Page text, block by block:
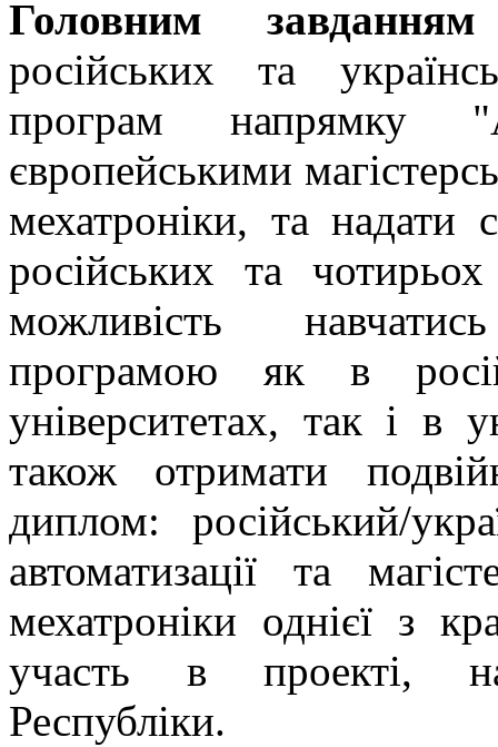
Головним завданням
російських та
програм напрямку
європейськими
мехатроніки, та надати
російських та чотирьох
можливість
програмою як в
університетах, так і в
також отримати
диплом: російський/
автоматизації та
мехатроніки однієї з
участь в проекті,
Республіки.